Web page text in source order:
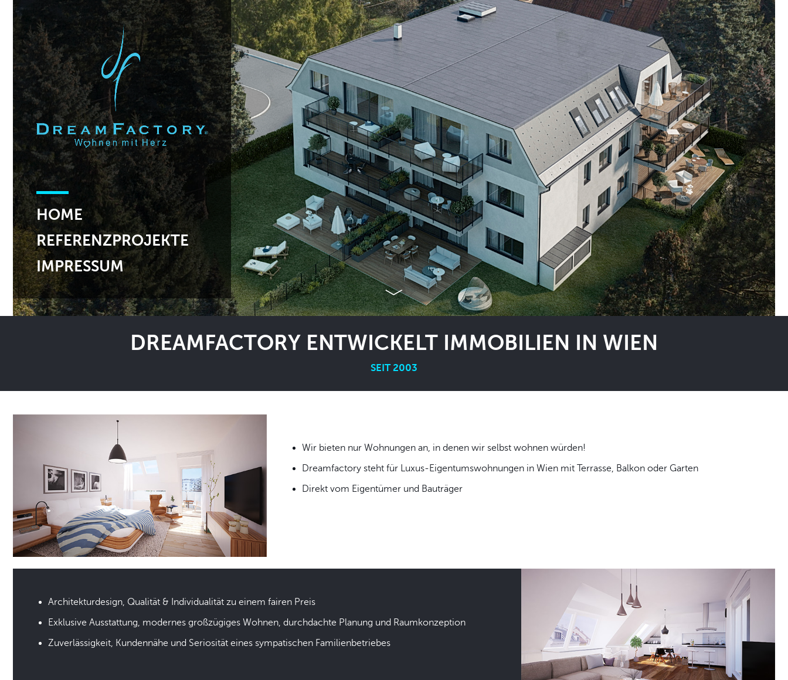
HOME
REFERENZPROJEKTE
IMPRESSUM
DREAMFACTORY ENTWICKELT IMMOBILIEN IN WIEN
SEIT 2003
Wir bieten nur Wohnungen an, in denen wir selbst wohnen würden!
Dreamfactory steht für Luxus-Eigentumswohnungen in Wien mit Terrasse, Balkon oder Garten
Direkt vom Eigentümer und Bauträger
Architekturdesign, Qualität & Individualität zu einem fairen Preis
Exklusive Ausstattung, modernes großzügiges Wohnen, durchdachte Planung und Raumkonzeption
Zuverlässigkeit, Kundennähe und Seriosität eines sympatischen Familienbetriebes